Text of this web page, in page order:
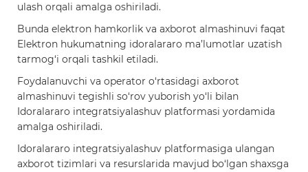
ulash orqali amalga oshiriladi.
Bunda elektron hamkorlik va axborot almashinuvi faqat
Elektron hukumatning idoralararo ma’lumotlar uzatish
tarmog‘i orqali tashkil etiladi.
Foydalanuvchi va operator o‘rtasidagi axborot
almashinuvi tegishli so‘rov yuborish yo‘li bilan
Idoralararo integratsiyalashuv platformasi yordamida
amalga oshiriladi.
Idoralararo integratsiyalashuv platformasiga ulangan
axborot tizimlari va resurslarida mavjud bo‘lgan shaxsga